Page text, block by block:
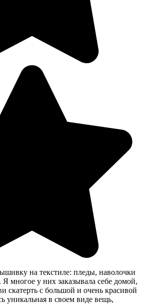
на текстиле: пледы, наволочки
многое у них заказывала себе домой,
скатерть с большой и очень красивой
уникальная в своем виде вещь,